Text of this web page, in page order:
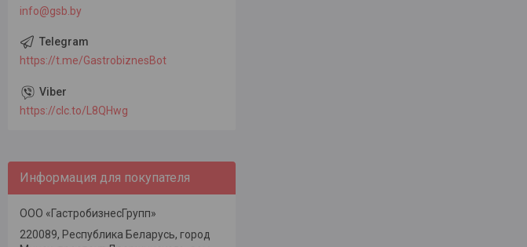
info@gsb.by
https://t.me/GastrobiznesBot
https://clc.to/L8QHwg
Информация для покупателя
ООО «ГастробизнесГрупп»
220089, Республика Беларусь, город